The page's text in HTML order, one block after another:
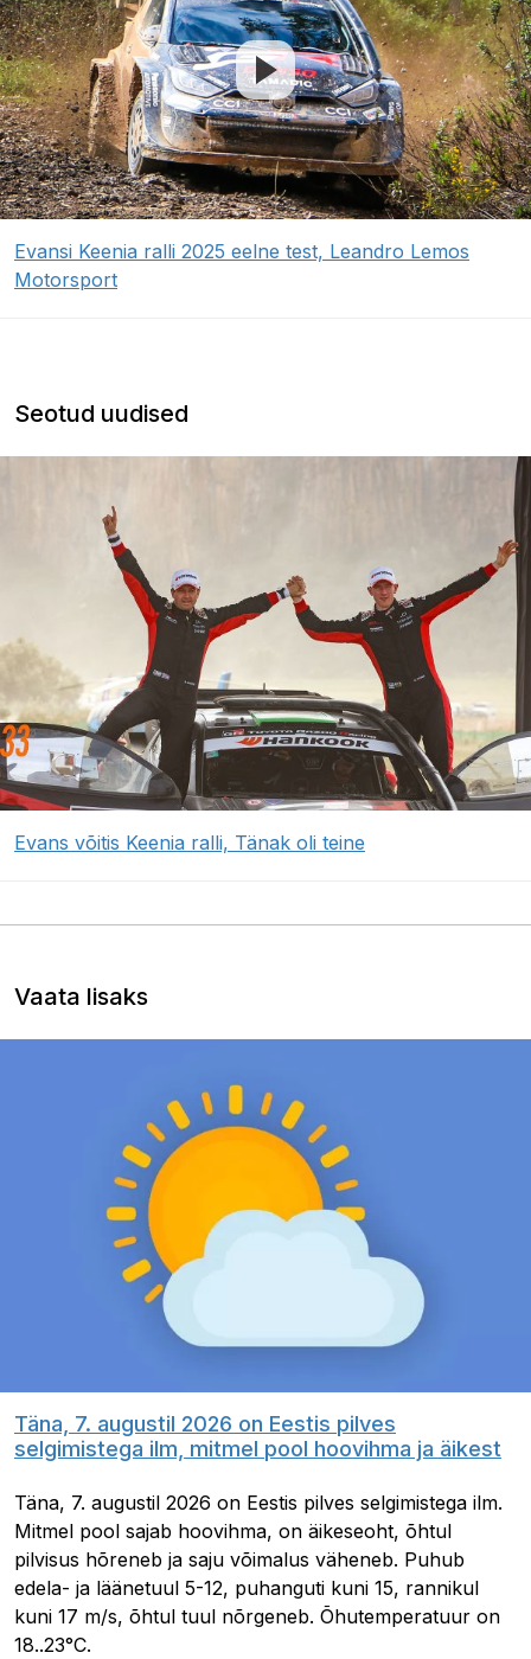
Evansi Keenia ralli 2025 eelne test, Leandro Lemos
Motorsport
Seotud uudised
Evans võitis Keenia ralli, Tänak oli teine
Vaata lisaks
Täna, 7. augustil 2026 on Eestis pilves
selgimistega ilm, mitmel pool hoovihma ja äikest
Täna, 7. augustil 2026 on Eestis pilves selgimistega ilm.
Mitmel pool sajab hoovihma, on äikeseoht, õhtul
pilvisus hõreneb ja saju võimalus väheneb. Puhub
edela- ja läänetuul 5-12, puhanguti kuni 15, rannikul
kuni 17 m/s, õhtul tuul nõrgeneb. Õhutemperatuur on
18..23°C.